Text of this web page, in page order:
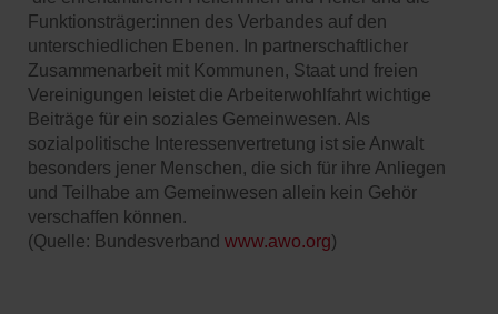
Funktionsträger:innen des Verbandes auf den
unterschiedlichen Ebenen. In partnerschaftlicher
Zusammenarbeit mit Kommunen, Staat und freien
Vereinigungen leistet die Arbeiterwohlfahrt wichtige
Beiträge für ein soziales Gemeinwesen. Als
sozialpolitische Interessenvertretung ist sie Anwalt
besonders jener Menschen, die sich für ihre Anliegen
und Teilhabe am Gemeinwesen allein kein Gehör
verschaffen können.
(Quelle: Bundesverband www.awo.org)